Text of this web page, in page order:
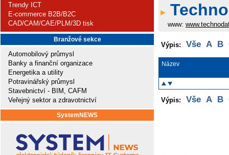
Trendy ICT
E-commerce B2B/B2C
CAD/CAM/CAE/PLM/3D tisk
Branžové sekce
Automobilový průmysl
Banky a finanční organizace
Energetika a utility
Potravinářský průmysl
Stavebnictví - BIM, CAFM
Veřejný sektor a zdravotnictví
SystemNEWS
www:
Výpis: Vše A B
Název
Výpis: Vše A B